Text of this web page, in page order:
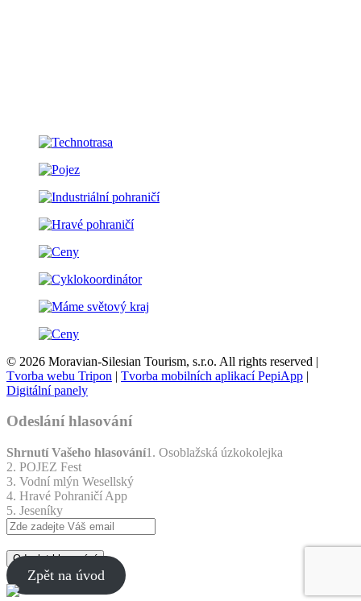
© 2026 Moravian-Silesian Tourism, s.r.o. All rights reserved |
Tvorba webu Tripon | Tvorba mobilních aplikací PepiApp |
Digitální panely
Odeslání hlasování
Shrnutí Vašeho hlasování1. Osoblažská úzkokolejka
2. POJEZ Fest
3. Vodní mlýn Wesellský
4. Hravé Pohraničí App
5. Jeseníky
Odeslat hlasování
Zpět na úvod